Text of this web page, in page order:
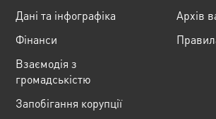
Дані та інфографіка
Фінанси
Взаємодія з
громадськістю
Запобігання корупції
Архів